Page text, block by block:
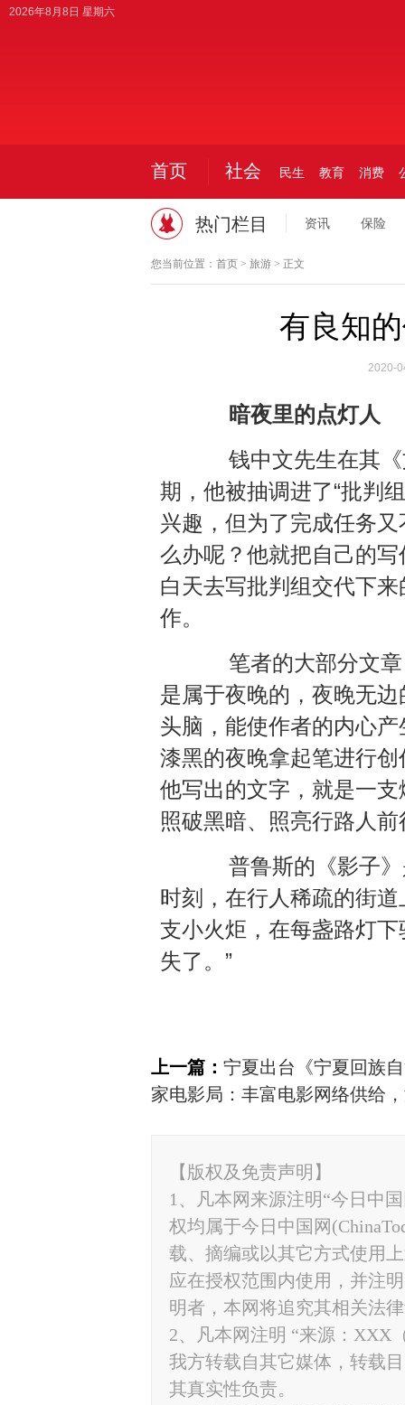
2026年8月8日 星期六
首页 社会 民生 教育 消费
热门栏目 资讯 保险
您当前位置： 首页> 旅游> 正文
有良知
2020-
暗夜里的点灯人
钱中文先生在其《
期，他被抽调进了“批判
兴趣，但为了完成任务
么办呢？他就把自己的写
白天去写批判组交代下
作。
笔者的大部分文章
是属于夜晚的，夜晚无
头脑，能使作者的内心
漆黑的夜晚拿起笔进行
他写出的文字，就是一
照破黑暗、照亮行路人前
普鲁斯的《影子》
时刻，在行人稀疏的街
支小火炬，在每盏路灯
失了。”
上一篇： 宁夏出台《宁夏回族
家电影局：丰富电影网络供给
【版权及免责声明】
1、凡本网来源注明“今日中
权均属于今日中国网
载、摘编或以其它方式使用
应在授权范围内使用，并注
明者，本网将追究其相关法
2、凡本网注明 “来源：XXX
我方转载自其它媒体，转载
其真实性负责。